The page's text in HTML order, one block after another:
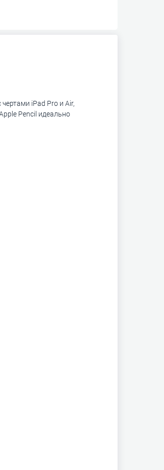
iPad Pro и Air,
Pencil идеально